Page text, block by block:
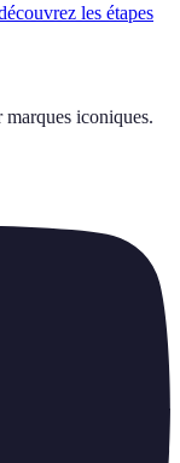
les étapes
marques iconiques.